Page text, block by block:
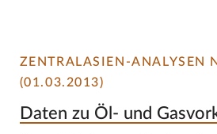
ZENTRALASIEN-ANALYSEN
(01.03.2013)
Daten zu Öl- und